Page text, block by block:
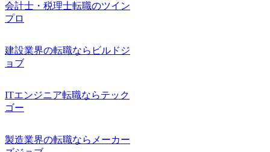
会計士・税理士転職のツイン
プロ
建設業界の転職ならビルドジ
ョブ
ITエンジニア転職ならテック
ゴー
製造業界の転職ならメーカー